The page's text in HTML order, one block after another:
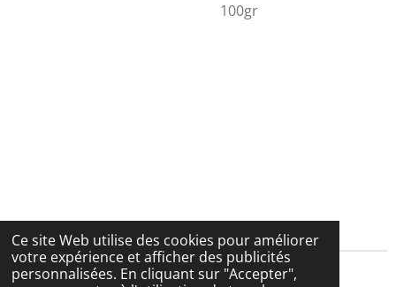
Ce site Web utilise des cookies pour améliorer
votre expérience et afficher des publicités
personnalisées. En cliquant sur "Accepter",
100gr
© 2025 La boutique de Nesquik & ses copines